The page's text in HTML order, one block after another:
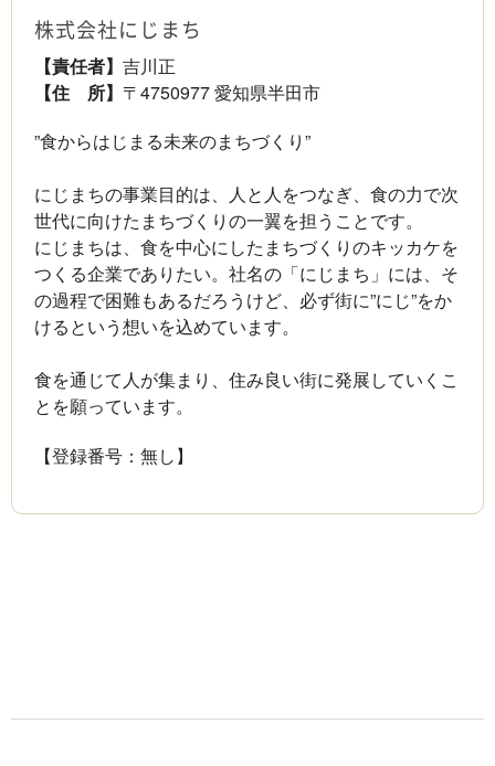
株式会社にじまち
【責任者】 吉川正
【住 所】 〒4750977 愛知県半田市
”食からはじまる未来のまちづくり”
にじまちの事業目的は、人と人をつなぎ、食の力で次
世代に向けたまちづくりの一翼を担うことです。
にじまちは、食を中心にしたまちづくりのキッカケを
つくる企業でありたい。社名の「にじまち」には、そ
の過程で困難もあるだろうけど、必ず街に”にじ”をか
けるという想いを込めています。
食を通じて人が集まり、住み良い街に発展していくこ
とを願っています。
【登録番号：無し】